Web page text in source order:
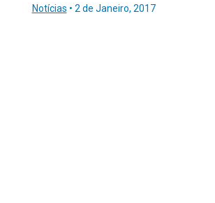
Notícias • 2 de Janeiro, 2017